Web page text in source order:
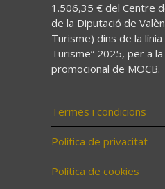
1.506,35 € del Centre
de la Diputació de
Turisme) dins de la línia
Turisme” 2025, per a la
promocional de MOCB.
Termes i condicions
Política de privacitat
Política de cookies